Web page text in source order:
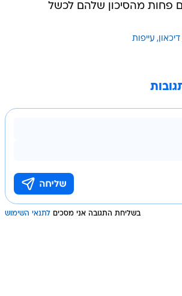
פחות מהסיכון שלהם לכשל
דיכאון עייפות
בשליחת התגובה אני מסכים לתנאי השימוש